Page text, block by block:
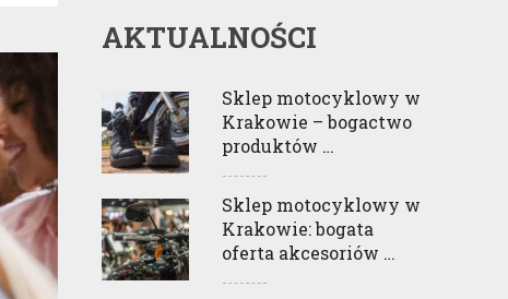
AKTUALNOŚCI
Sklep motocyklowy w
Krakowie – bogactwo
produktów …
Sklep motocyklowy w
Krakowie: bogata
oferta akcesoriów …